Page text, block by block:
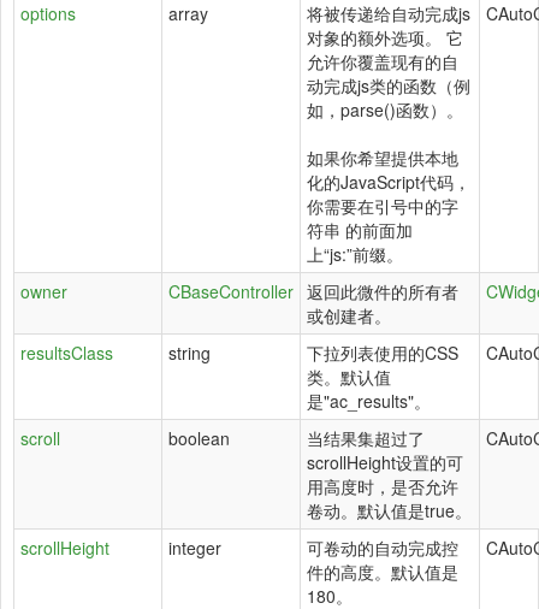
options array
将被传递给自动完成js
对象的额外选项。 它
允许你覆盖现有的自
动完成js类的函数（例
如，parse()函数）。
如果你希望提供本地
化的JavaScript代码，
你需要在引号中的字
符串 的前面加
上“js:”前缀。
owner CBaseController 返回此微件的所有者
或创建者。
resultsClass string
下拉列表使用的CSS
类。默认值
是"ac_results"。
scroll boolean
当结果集超过了
scrollHeight设置的可
用高度时，是否允许
卷动。默认值是true。
scrollHeight integer
可卷动的自动完成控
件的高度。默认值是
180。